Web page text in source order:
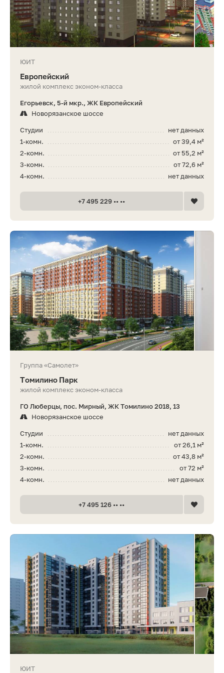
ЮИТ
Европейский
жилой комплекс эконом-класса
Егорьевск, 5-й мкр., ЖК Европейский
Новорязанское шоссе
нет данных
Студии
от 39,4 м²
1-комн.
от 55,2 м²
2-комн.
от 72,6 м²
3-комн.
нет данных
4-комн.
+7 495 229 •• ••
Группа «Самолет»
Томилино Парк
жилой комплекс эконом-класса
ГО Люберцы, пос. Мирный, ЖК Томилино 2018, 13
Новорязанское шоссе
нет данных
Студии
от 26,1 м²
1-комн.
от 43,8 м²
2-комн.
от 72 м²
3-комн.
нет данных
4-комн.
+7 495 126 •• ••
ЮИТ